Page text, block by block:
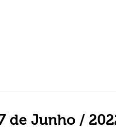
Título 6
de Junho /